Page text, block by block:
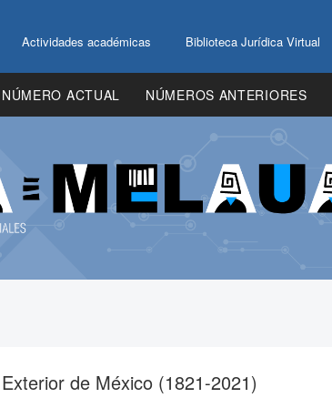
Actividades académicas Biblioteca Jurídica Virtual
NÚMERO ACTUAL NÚMEROS ANTERIORES
de México (1821-2021)